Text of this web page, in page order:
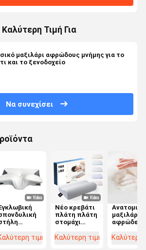
Τιμή Για
μαξιλάρι αφρώδους μνήμης για το
και το ξενοδοχείο
Να συνεχίσει
τιμή
Νέο κρεβάτι
πλάτη πλάτη
στομάχι
Ορθοπεδικός
Καλύτερη τιμή
Ανατομικό
μαξιλάρι
αφρώδες
Η απόλυτη
Καλύτερη